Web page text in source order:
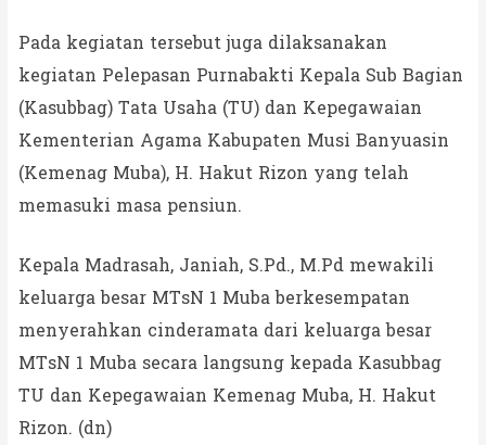
Pada kegiatan tersebut juga dilaksanakan
kegiatan Pelepasan Purnabakti Kepala Sub Bagian
(Kasubbag) Tata Usaha (TU) dan Kepegawaian
Kementerian Agama Kabupaten Musi Banyuasin
(Kemenag Muba), H. Hakut Rizon yang telah
memasuki masa pensiun.
Kepala Madrasah, Janiah, S.Pd., M.Pd mewakili
keluarga besar MTsN 1 Muba berkesempatan
menyerahkan cinderamata dari keluarga besar
MTsN 1 Muba secara langsung kepada Kasubbag
TU dan Kepegawaian Kemenag Muba, H. Hakut
Rizon. (dn)